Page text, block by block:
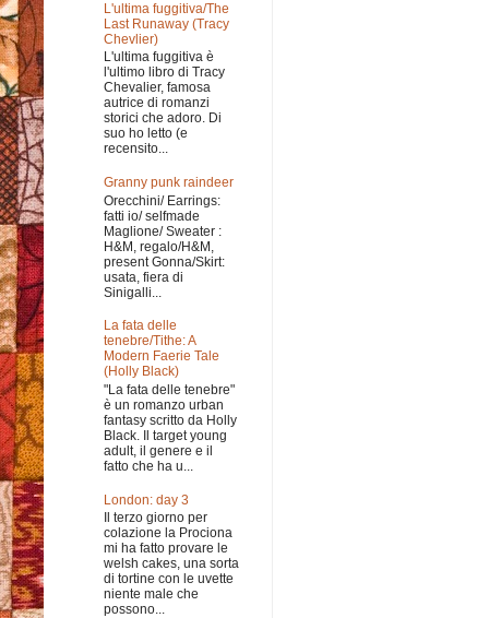
L'ultima fuggitiva/The
Last Runaway (Tracy
Chevlier)
L'ultima fuggitiva è
l'ultimo libro di Tracy
Chevalier, famosa
autrice di romanzi
storici che adoro. Di
suo ho letto (e
recensito...
Granny punk raindeer
Orecchini/ Earrings:
fatti io/ selfmade
Maglione/ Sweater :
H&M, regalo/H&M,
present Gonna/Skirt:
usata, fiera di
Sinigalli...
La fata delle
tenebre/Tithe: A
Modern Faerie Tale
(Holly Black)
"La fata delle tenebre"
è un romanzo urban
fantasy scritto da Holly
Black. Il target young
adult, il genere e il
fatto che ha u...
London: day 3
Il terzo giorno per
colazione la Prociona
mi ha fatto provare le
welsh cakes, una sorta
di tortine con le uvette
niente male che
possono...